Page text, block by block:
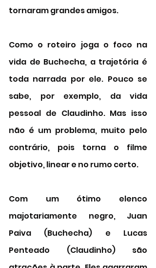
tornaram grandes amigos.
Como o roteiro joga o foco na
vida de Buchecha, a trajetória é
toda narrada por ele. Pouco se
sabe, por exemplo, da vida
pessoal de Claudinho. Mas isso
não é um problema, muito pelo
contrário, pois torna o filme
objetivo, linear e no rumo certo.
Com um ótimo elenco
majotariamente negro, Juan
Paiva (Buchecha) e Lucas
Penteado (Claudinho) são